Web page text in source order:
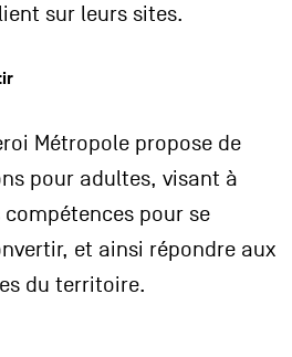
sur leurs sites.
Métropole propose de
pour adultes, visant à
pour se
et ainsi répondre aux
du territoire.